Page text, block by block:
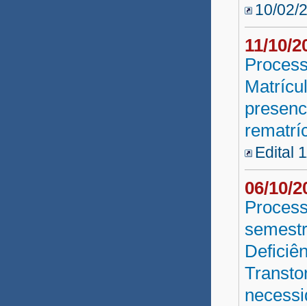
10/02/
11/10/
Edital
06/10/